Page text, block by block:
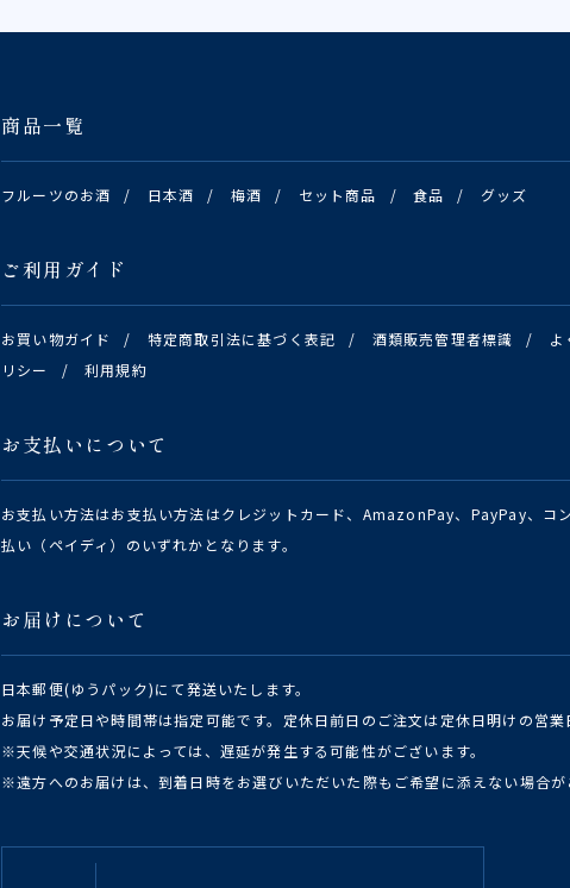
商品一覧
フルーツのお酒 / 日本酒 / 梅酒 / セット商品 / 食品 / グッズ
ご利用ガイド
お買い物ガイド / 特定商取引法に基づく表記 / 酒類販売管理者標識 / よ
リシー
/ 利用規約
お支払いについて
お支払い方法はお支払い方法はクレジットカード、AmazonPay、PayPay、コ
払い（ペイディ）のいずれかとなります。
お届けについて
日本郵便(ゆうパック)にて発送いたします。
お届け予定日や時間帯は指定可能です。定休日前日のご注文は定休日明けの営業
※天候や交通状況によっては、遅延が発生する可能性がございます。
※遠方へのお届けは、到着日時をお選びいただいた際もご希望に添えない場合が